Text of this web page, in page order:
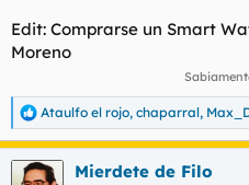
Edit: Comprarse un Smart
Moreno
R
e
a
c
Ataulfo el rojo, chaparral,
Mierdete de Filo